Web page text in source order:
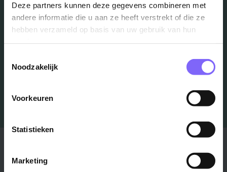
Deze partners kunnen deze gegevens combineren met
andere informatie die u aan ze heeft verstrekt of die ze
hebben verzameld op basis van uw gebruik van hun
Noodzakelijk
Voorkeuren
Statistieken
Marketing
Schrijf je in en we houden je op de hoogte
Maastricht ›